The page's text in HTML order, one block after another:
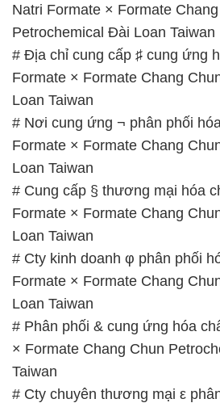
Natri Formate × Formate
Petrochemical Đài Loan Taiwan
# Địa chỉ cung cấp ♯ cung ứng
Formate × Formate Chang
Loan Taiwan
# Nơi cung ứng ¬ phân phối
Formate × Formate Chang
Loan Taiwan
# Cung cấp § thương mại hóa
Formate × Formate Chang
Loan Taiwan
# Cty kinh doanh φ phân phối
Formate × Formate Chang
Loan Taiwan
# Phân phối & cung ứng hóa
× Formate Chang Chun
Taiwan
# Cty chuyên thương mại ε